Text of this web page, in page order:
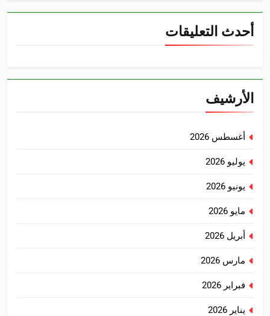
أحدث التعليقات
الأرشيف
أغسطس 2026
يوليو 2026
يونيو 2026
مايو 2026
أبريل 2026
مارس 2026
فبراير 2026
يناير 2026